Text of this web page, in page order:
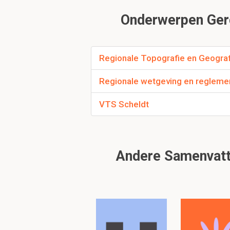
Van het loodsstation
voegt zich bij de S2
Onderwerpen
Regionale Topografie en
Regionale wetgeving en
VTS Scheldt
Andere